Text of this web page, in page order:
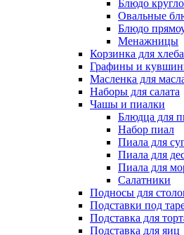
Блюдо
Овальные
Блюдо
Менажницы
Корзинка для хлеба
Графины и
Масленка для
Наборы для салата
Чашы и пиалки
Блюдца для
Набор пиал
Пиала для
Пиала для
Пиала для
Салатники
Подносы для
Подставки под
Подставка для
Подставка для яиц